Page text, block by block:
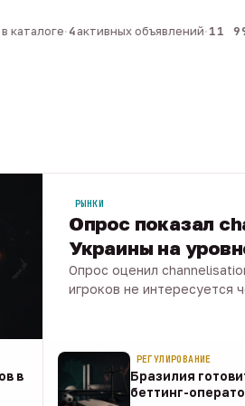
·4активных объявлений·11 990
РЫНКИ
Опрос показал
Украины на
Опрос оценил
игроков не интересуется
в
РЕГУЛИРОВАНИЕ
Бразилия
беттинг-